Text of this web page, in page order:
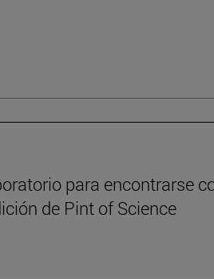
para encontrarse
de Pint of Science